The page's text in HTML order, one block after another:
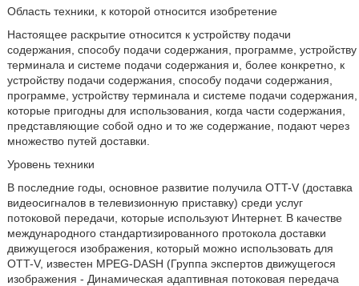
Область техники, к которой относится изобретение
Настоящее раскрытие относится к устройству подачи
содержания, способу подачи содержания, программе, устройству
терминала и системе подачи содержания и, более конкретно, к
устройству подачи содержания, способу подачи содержания,
программе, устройству терминала и системе подачи содержания,
которые пригодны для использования, когда части содержания,
представляющие собой одно и то же содержание, подают через
множество путей доставки.
Уровень техники
В последние годы, основное развитие получила OTT-V (доставка
видеосигналов в телевизионную приставку) среди услуг
потоковой передачи, которые используют Интернет. В качестве
международного стандартизированного протокола доставки
движущегося изображения, который можно использовать для
OTT-V, известен MPEG-DASH (Группа экспертов движущегося
изображения - Динамическая адаптивная потоковая передача